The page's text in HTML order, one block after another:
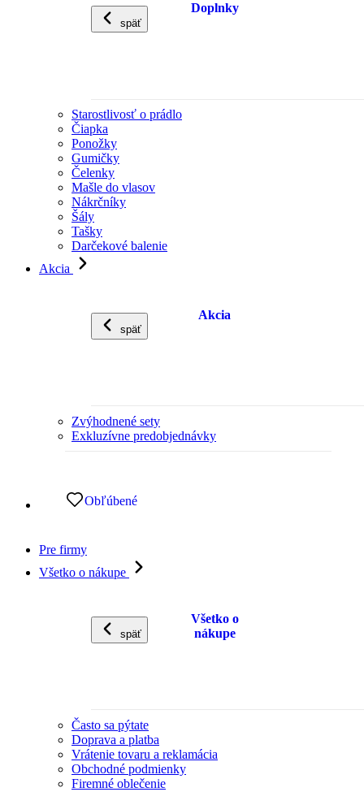
späť
Doplnky
Starostlivosť o prádlo
Čiapka
Ponožky
Gumičky
Čelenky
Mašle do vlasov
Nákrčníky
Šály
Tašky
Darčekové balenie
Akcia
späť
Akcia
Zvýhodnené sety
Exkluzívne predobjednávky
Obľúbené
Pre firmy
Všetko o nákupe
späť
Všetko o
nákupe
Často sa pýtate
Doprava a platba
Vrátenie tovaru a reklamácia
Obchodné podmienky
Firemné oblečenie